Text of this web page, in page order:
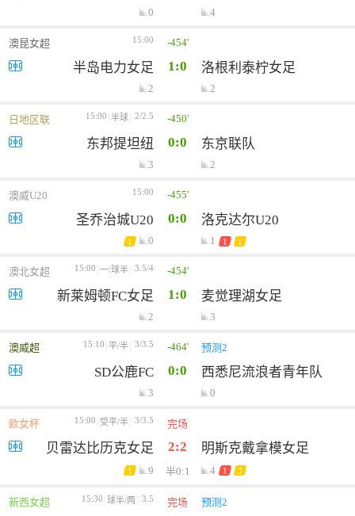
0 4
澳昆女超 15:00 -454'
半岛电力女足 1:0 洛根利泰柠女足
2 2
日地区联 15:00 半球 2/2.5 -450'
东邦提坦纽 0:0 东京联队
3 2
澳威U20 15:00 -455'
圣乔治城U20 0:0 洛克达尔U20
1 0 1 1 1
澳北女超 15:00 一/球半 3.5/4 -454'
新莱姆顿FC女足 1:0 麦觉理湖女足
2 3
澳威超 15:10 平/半 3/3.5 -464' 预测2
SD公鹿FC 0:0 西悉尼流浪者青年队
3 0
欧女杯 15:00 受平/半 3/3.5 完场
贝雷达比历克女足 2:2 明斯克戴拿模女足
1 9 半0:1 4 1 3
新西女超 15:30 球半/两 3.5 完场 预测2